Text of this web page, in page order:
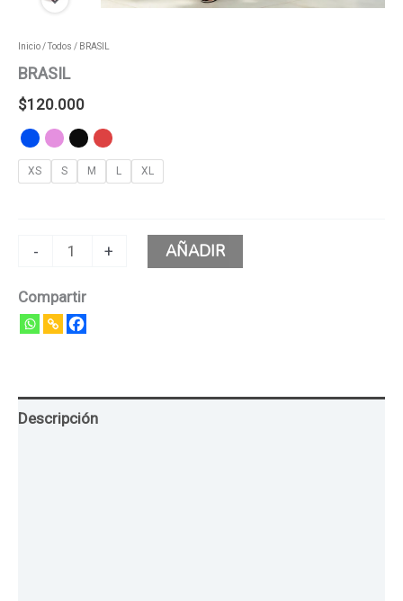
Inicio/Todos / BRASIL
BRASIL
$120.000
XS S M L XL
- + AÑADIR
Compartir
Descripción